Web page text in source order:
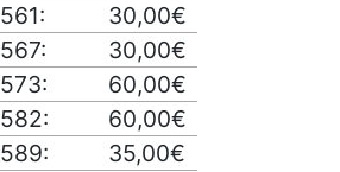
561:
30,00€
567:
30,00€
573:
60,00€
582:
60,00€
589:
35,00€